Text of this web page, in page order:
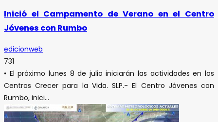
Inició el Campamento de Verano en el Centro
Jóvenes con Rumbo
edicionweb
731
• El próximo lunes 8 de julio iniciarán las actividades en los
Centros Crecer para la Vida. SLP.- El Centro Jóvenes con
Rumbo, inici...